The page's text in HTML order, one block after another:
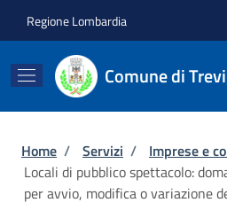
Regione Lombardia
Comune di
Briciole di pane
Home / Servizi / Imprese e
Locali di pubblico spettacolo:
per avvio, modifica o variazione